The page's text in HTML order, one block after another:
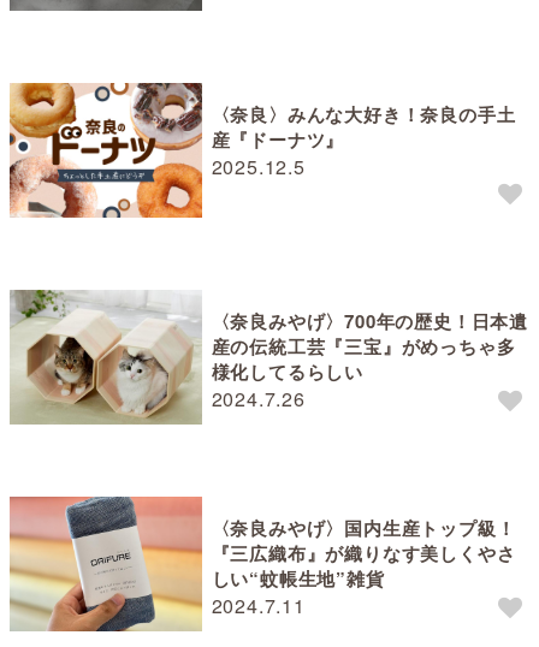
2025.12.5
〈奈良〉みんな大好き！奈良の手土
産『ドーナツ』
2024.7.26
〈奈良みやげ〉700年の歴史！日本遺
産の伝統工芸『三宝』がめっちゃ多
様化してるらしい
2024.7.11
〈奈良みやげ〉国内生産トップ級！
『三広織布』が織りなす美しくやさ
しい“蚊帳生地”雑貨